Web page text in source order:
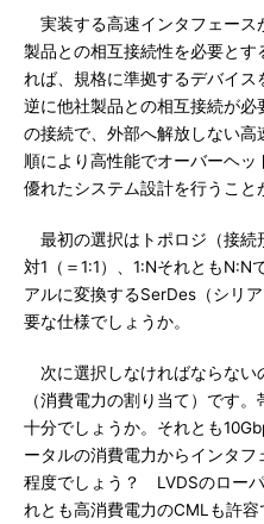
実装する高速インタフェース
製品との相互接続性を必要とす
れば、規格に準拠するデバイス
逆に他社製品との相互接続が
の接続で、外部へ解放しない
順により高性能でオーバーヘ
優れたシステム設計を行うこと
最初の選択はトポロジ（接続
対1（＝1:1）、1:NそれともN:N
アルに変換するSerDes（シリ
要な仕様でしょうか。
次に選択しなければならない
（消費電力の割り当て）です
十分でしょうか。それとも
ータルの消費電力からインタ
程度でしょう？ LVDSのロー
れとも高消費電力のCMLも許容